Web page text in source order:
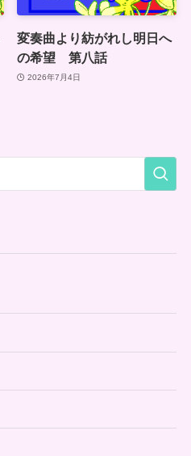
変奏曲より紡がれし明日へ
の希望 第八話
2026年7月4日